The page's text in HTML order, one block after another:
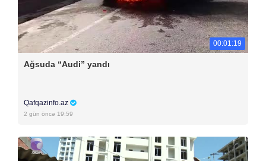
00:01:19
Ağsuda “Audi” yandı
Qafqazinfo.az
2 gün öncə 19:59